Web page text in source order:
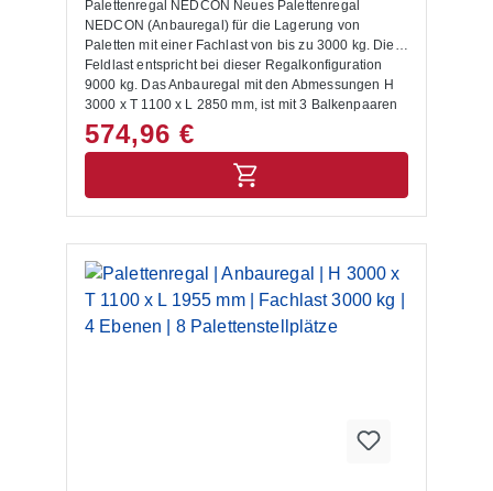
Palettenregal NEDCON Neues Palettenregal
NEDCON (Anbauregal) für die Lagerung von
Paletten mit einer Fachlast von bis zu 3000 kg. Die
Feldlast entspricht bei dieser Regalkonfiguration
9000 kg. Das Anbauregal mit den Abmessungen H
3000 x T 1100 x L 2850 mm, ist mit 3 Balkenpaaren
ausgestattet. Die Rahmen sind capriblau - RAL
5019, die Balken hellorange - RAL 2008 lackiert.
Das Palettenregal NEDCON zeichnet sich durch
eine hohe Stabilität und Qualität aus. Die Ein- und
Auslagerung von Waren erfolgt mittels
entsprechenden Anbauregal lässt sich das
Palettenregal jederzeit individuell und flexibel
erweitern. Das Palettenregal wird inkl. Bodenanker,
Unterlegbleche und Aushängesicherung geliefert.
Anbauregale, Anfahrschutze und weitere
drin enthalten:- Bodenanker- Unterlegbleche-
574,96 €